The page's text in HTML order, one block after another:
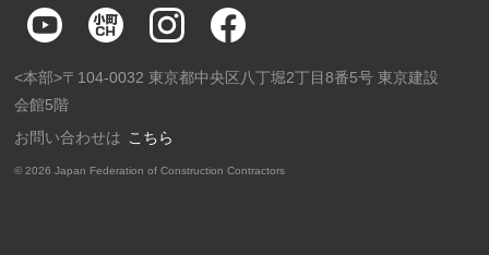
<本部>〒104-0032 東京都中央区八丁堀2丁目8番5号 東京建設
会館5階
お問い合わせは こちら
©2026 Japan Federation of Construction Contractors